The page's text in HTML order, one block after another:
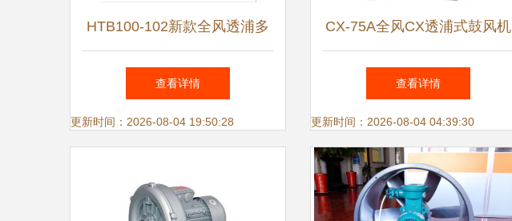
HTB100-102新款全风透浦多
段式鼓风机 智能制造时代的
高效通风解决方案
查看详情
更新时间：2026-08-04 19:50:28
CX-75A全风CX透浦式鼓风机
高效工业通风解决方案
查看详情
更新时间：2026-08-04 04:39:30